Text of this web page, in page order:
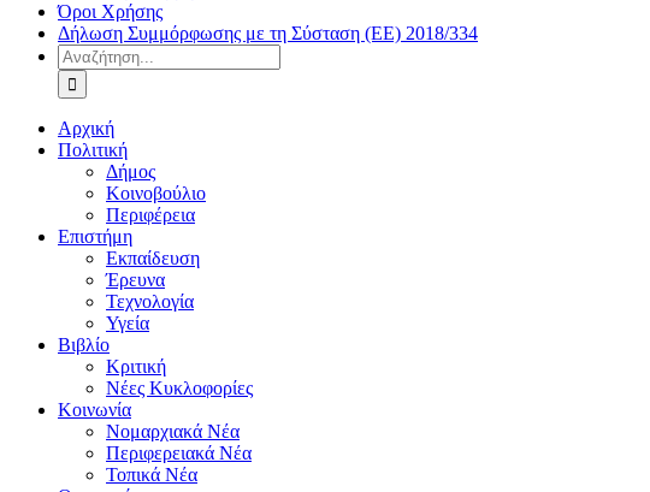
Όροι Χρήσης
Δήλωση Συμμόρφωσης με τη Σύσταση (ΕΕ) 2018/334
Αναζήτηση
για:
Αρχική
Πολιτική
Δήμος
Κοινοβούλιο
Περιφέρεια
Επιστήμη
Εκπαίδευση
Έρευνα
Τεχνολογία
Υγεία
Βιβλίο
Κριτική
Νέες Κυκλοφορίες
Κοινωνία
Νομαρχιακά Νέα
Περιφερειακά Νέα
Τοπικά Νέα